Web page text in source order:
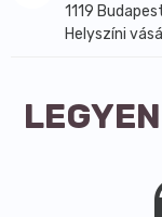
1119
Helyszíni